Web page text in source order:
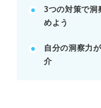
観察力や状況
洞察しただけ
POINT：具体
になる。
3つの対策で洞
めよう
自分の洞察力
介